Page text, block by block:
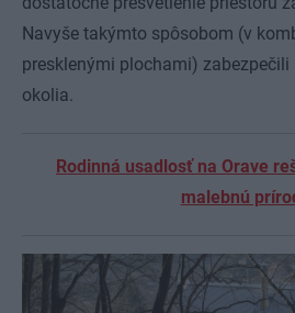
Navyše takýmto spôsobom (v
presklenými plochami)
okolia.
Rodinná usadlosť na Orave
malebnú